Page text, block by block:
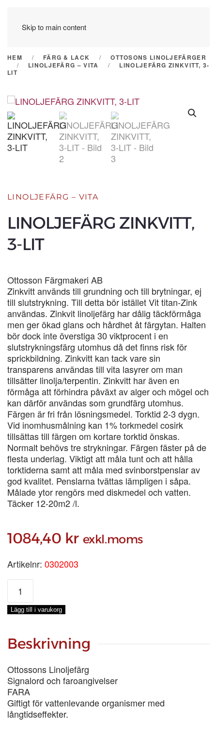
Skip to main content
HEM FÄRG & LACK
OTTOSONS LINOLJEFÄRGER
LINOLJEFÄRG – VITA
LINOLJEFÄRG ZINKVITT, 3-
LIT
LINOLJEFÄRG – VITA
LINOLJEFÄRG ZINKVITT,
3-LIT
Ottosson Färgmakeri AB
Zinkvitt används till grundning och till brytningar, ej
till slutstrykning. Till detta bör istället Vit titan-Zink
användas. Zinkvit linoljefärg har dålig täckförmåga
men ger ökad glans och hårdhet åt färgytan. Halten
bör dock inte överstiga 30 viktprocent i en
slutstrykningsfärg utomhus då det finns risk för
sprickbildning. Zinkvitt kan tack vare sin
transparens användas till vita lasyrer om man
tillsätter linolja/terpentin. Zinkvitt har även en
förmåga att förhindra påväxt av alger och mögel och
kan därför användas som grundfärg utomhus.
Färgen är fri från lösningsmedel. Torktid 2-3 dygn.
Vid inomhusmålning kan 1% torkmedel cosirk
tillsättas till färgen om kortare torktid önskas.
Normalt behövs tre strykningar. Färgen fäster på de
flesta underlag. Viktigt att måla tunt och att hålla
torktiderna samt att måla med svinborstpenslar av
god kvalitet. Penslarna tvättas lämpligen i såpa.
Målade ytor rengörs med diskmedel och vatten.
Täcker 12-20m2 /l.
1084,40 kr exkl.moms
Artikelnr: 0302003
LINOLJEFÄRG
ZINKVITT,
3-
LIT
Lägg till i varukorg
Beskrivning
Ottossons Linoljefärg
Signalord och faroangivelser
FARA
Giftigt för vattenlevande organismer med
långtidseffekter.